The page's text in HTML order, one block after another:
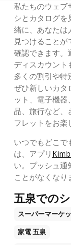
私たちのウェブ
シとカタログ
緒に、あなたは
見つけること
確認できます。
ディスカウント
多くの割引や特
ぜひ新しいカタ
ット、電子機
品、旅行など、
フレットをお楽
いつでもどこで
は、アプリ
い。プッシュ通
ことがなくなり
五泉での
スーパーマーケ
家電五泉